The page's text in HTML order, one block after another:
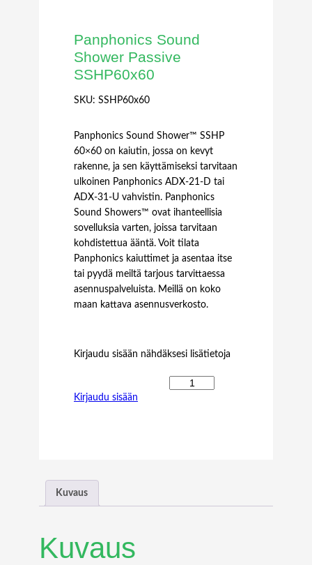
Panphonics Sound
Shower Passive
SSHP60x60
SKU: SSHP60x60
Panphonics Sound Shower™ SSHP
60×60 on kaiutin, jossa on kevyt
rakenne, ja sen käyttämiseksi tarvitaan
ulkoinen Panphonics ADX-21-D tai
ADX-31-U vahvistin. Panphonics
Sound Showers™ ovat ihanteellisia
sovelluksia varten, joissa tarvitaan
kohdistettua ääntä. Voit tilata
Panphonics kaiuttimet ja asentaa itse
tai pyydä meiltä tarjous tarvittaessa
asennuspalveluista. Meillä on koko
maan kattava asennusverkosto.
Kirjaudu sisään nähdäksesi lisätietoja
c
Kirjaudu sisään
Kuvaus
Kuvaus